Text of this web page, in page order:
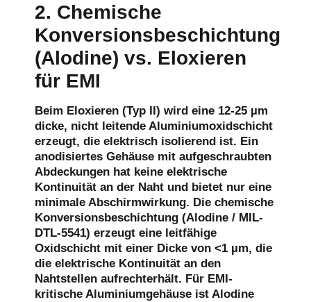
2. Chemische
Konversionsbeschichtung
(Alodine) vs. Eloxieren
für EMI
Beim Eloxieren (Typ II) wird eine 12-25 µm
dicke, nicht leitende Aluminiumoxidschicht
erzeugt, die elektrisch isolierend ist. Ein
anodisiertes Gehäuse mit aufgeschraubten
Abdeckungen hat keine elektrische
Kontinuität an der Naht und bietet nur eine
minimale Abschirmwirkung. Die chemische
Konversionsbeschichtung (Alodine / MIL-
DTL-5541) erzeugt eine leitfähige
Oxidschicht mit einer Dicke von <1 µm, die
die elektrische Kontinuität an den
Nahtstellen aufrechterhält. Für EMI-
kritische Aluminiumgehäuse ist Alodine